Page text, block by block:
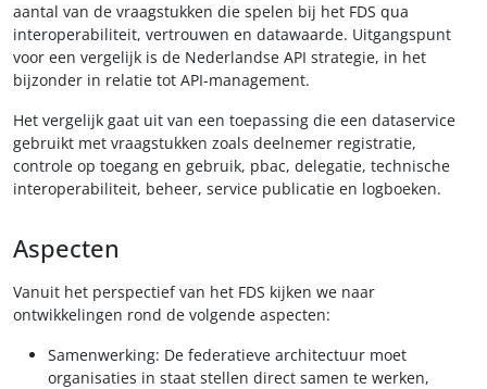
aantal van de vraagstukken die spelen bij het FDS qua
interoperabiliteit, vertrouwen en datawaarde. Uitgangspunt
voor een vergelijk is de Nederlandse API strategie, in het
bijzonder in relatie tot API-management.
Het vergelijk gaat uit van een toepassing die een dataservice
gebruikt met vraagstukken zoals deelnemer registratie,
controle op toegang en gebruik, pbac, delegatie, technische
interoperabiliteit, beheer, service publicatie en logboeken.
Aspecten
Vanuit het perspectief van het FDS kijken we naar
ontwikkelingen rond de volgende aspecten:
Samenwerking: De federatieve architectuur moet
organisaties in staat stellen direct samen te werken,